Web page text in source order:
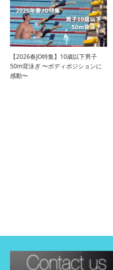
【2026春JO特集】10歳以下男子
50m背泳ぎ 〜ボディポジションに
感動〜